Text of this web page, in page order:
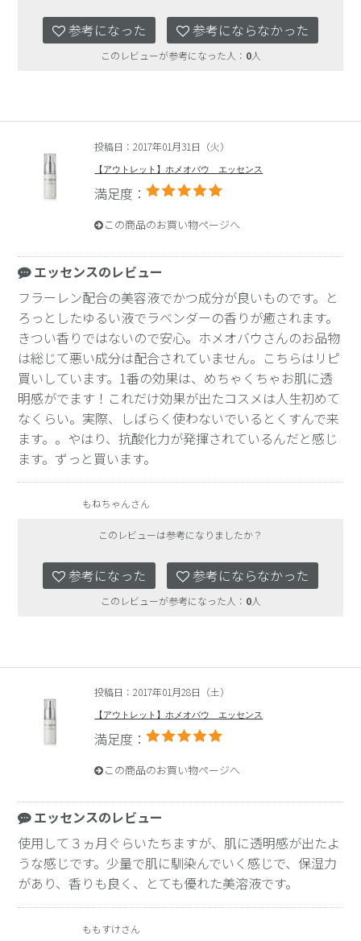
参考になった 参考にならなかった
このレビューが参考になった人： 0人
投稿日：2017年01月31日（火）
【アウトレット】ホメオバウ エッセンス
満足度：
この商品のお買い物ページへ
エッセンスのレビュー
フラーレン配合の美容液でかつ成分が良いものです。と
ろっとしたゆるい液でラベンダーの香りが癒されます。
きつい香りではないので安心。ホメオバウさんのお品物
は総じて悪い成分は配合されていません。こちらはリピ
買いしています。1番の効果は、めちゃくちゃお肌に透
明感がでます！これだけ効果が出たコスメは人生初めて
なくらい。実際、しばらく使わないでいるとくすんで来
ます。。やはり、抗酸化力が発揮されているんだと感じ
ます。ずっと買います。
もねちゃんさん
このレビューは参考になりましたか？
参考になった 参考にならなかった
このレビューが参考になった人： 0人
投稿日：2017年01月28日（土）
【アウトレット】ホメオバウ エッセンス
満足度：
この商品のお買い物ページへ
エッセンスのレビュー
使用して３ヵ月ぐらいたちますが、肌に透明感が出たよ
うな感じです。少量で肌に馴染んでいく感じで、保湿力
があり、香りも良く、とても優れた美溶液です。
ももすけさん